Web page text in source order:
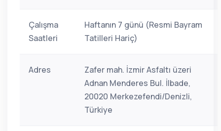
Çalışma
Saatleri
Haftanın 7 günü (Resmi Bayram
Tatilleri Hariç)
Adres
Zafer mah. İzmir Asfaltı üzeri
Adnan Menderes Bul. İlbade,
20020 Merkezefendi/Denizli,
Türkiye